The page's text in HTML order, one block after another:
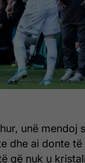
unë mendoj
dhe ai donte
që nuk u